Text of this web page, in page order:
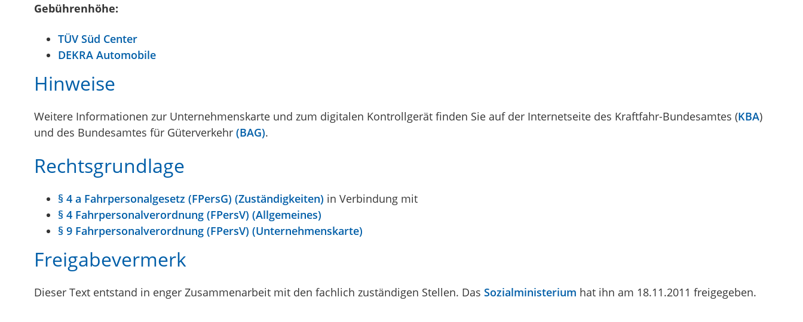
Gebührenhöhe:
TÜV Süd Center
DEKRA Automobile
Hinweise
Weitere Informationen zur Unternehmenskarte und zum digitalen Kontrollgerät finden Sie auf der Internetseite des Kraftfahr-Bundesamtes (KBA)
und des Bundesamtes für Güterverkehr (BAG).
Rechtsgrundlage
§ 4 a Fahrpersonalgesetz (FPersG) (Zuständigkeiten) in Verbindung mit
§ 4 Fahrpersonalverordnung (FPersV) (Allgemeines)
§ 9 Fahrpersonalverordnung (FPersV) (Unternehmenskarte)
Freigabevermerk
Dieser Text entstand in enger Zusammenarbeit mit den fachlich zuständigen Stellen. Das Sozialministerium hat ihn am 18.11.2011 freigegeben.